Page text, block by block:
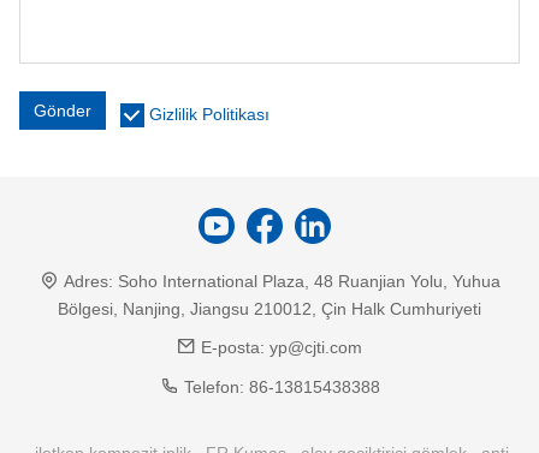
Gönder Gizlilik Politikası
Adres: Soho International Plaza, 48 Ruanjian Yolu, Yuhua
Bölgesi, Nanjing, Jiangsu 210012, Çin Halk Cumhuriyeti
E-posta: yp@cjti.com
Telefon: 86-13815438388